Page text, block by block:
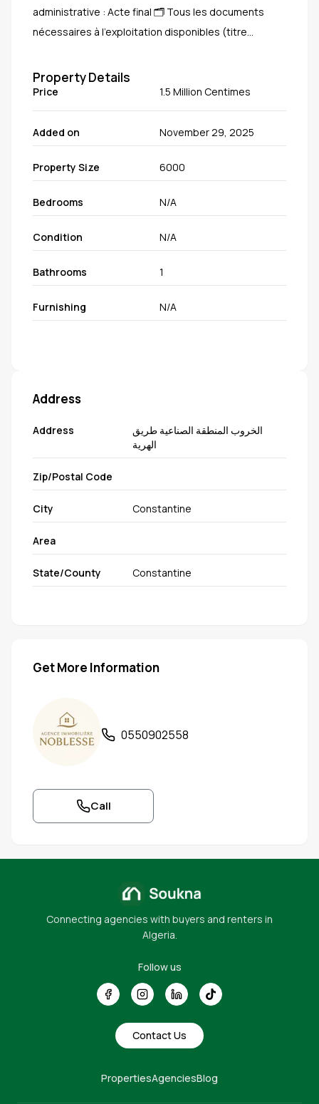
administrative : Acte final 🗂️ Tous les documents
nécessaires à l’exploitation disponibles (titre
Property Details
Price 1.5 Million Centimes
Added on November 29, 2025
Property Size 6000
Condition N/A
Bedrooms N/A
Bathrooms 1
Furnishing N/A
Address
Address
الخروب المنطقة الصناعية طريق
الهرية
Zip/Postal Code
City Constantine
Area
State/County Constantine
Get More Information
0550902558
Call
Connecting agencies with buyers and renters in
Algeria.
Follow us
Contact Us
PropertiesAgenciesBlog